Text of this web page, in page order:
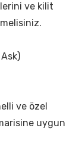
ve kilit
ve özel
uygun